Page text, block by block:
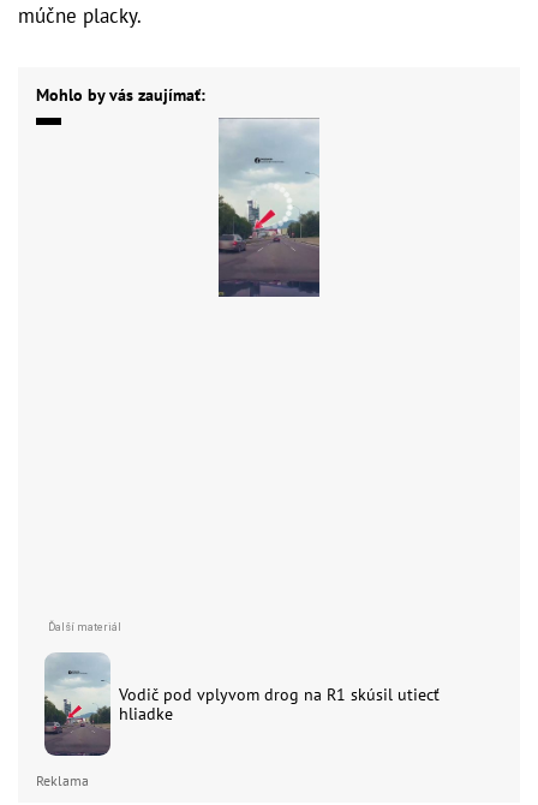
múčne placky.
Mohlo by vás zaujímať:
Vodič pod vplyvom drog na R1 skúsil utiecť
hliadke
Reklama